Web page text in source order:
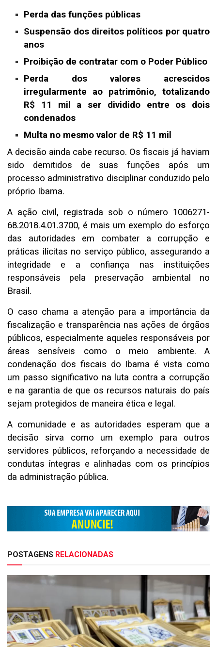
Perda das funções públicas
Suspensão dos direitos políticos por quatro
anos
Proibição de contratar com o Poder Público
Perda dos valores acrescidos
irregularmente ao patrimônio, totalizando
R$ 11 mil a ser dividido entre os dois
condenados
Multa no mesmo valor de R$ 11 mil
A decisão ainda cabe recurso. Os fiscais já haviam
sido demitidos de suas funções após um
processo administrativo disciplinar conduzido pelo
próprio Ibama.
A ação civil, registrada sob o número 1006271-
68.2018.4.01.3700, é mais um exemplo do esforço
das autoridades em combater a corrupção e
práticas ilícitas no serviço público, assegurando a
integridade e a confiança nas instituições
responsáveis pela preservação ambiental no
Brasil.
O caso chama a atenção para a importância da
fiscalização e transparência nas ações de órgãos
públicos, especialmente aqueles responsáveis por
áreas sensíveis como o meio ambiente. A
condenação dos fiscais do Ibama é vista como
um passo significativo na luta contra a corrupção
e na garantia de que os recursos naturais do país
sejam protegidos de maneira ética e legal.
A comunidade e as autoridades esperam que a
decisão sirva como um exemplo para outros
servidores públicos, reforçando a necessidade de
condutas íntegras e alinhadas com os princípios
da administração pública.
POSTAGENS RELACIONADAS